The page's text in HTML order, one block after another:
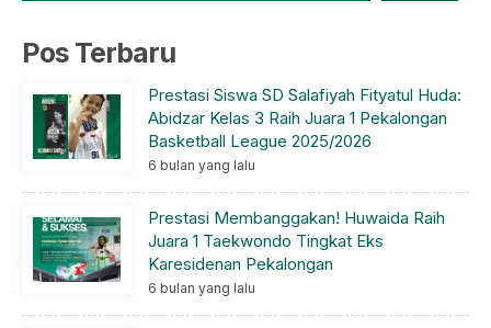
Pos Terbaru
Prestasi Siswa SD Salafiyah Fityatul Huda:
Abidzar Kelas 3 Raih Juara 1 Pekalongan
Basketball League 2025/2026
6 bulan yang lalu
Prestasi Membanggakan! Huwaida Raih
Juara 1 Taekwondo Tingkat Eks
Karesidenan Pekalongan
6 bulan yang lalu